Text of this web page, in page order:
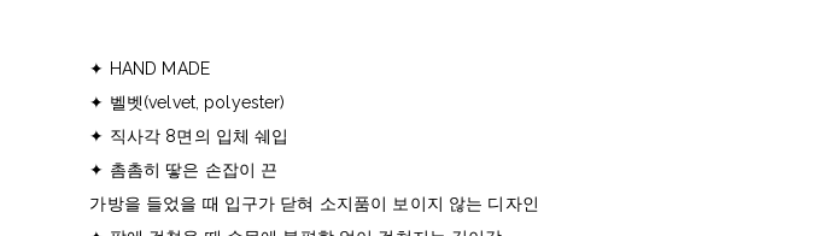
✦ HAND MADE
✦ 벨벳(velvet, polyester)
✦ 직사각 8면의 입체 쉐입
✦ 촘촘히 땋은 손잡이 끈
가방을 들었을 때 입구가 닫혀 소지품이 보이지 않는 디자인